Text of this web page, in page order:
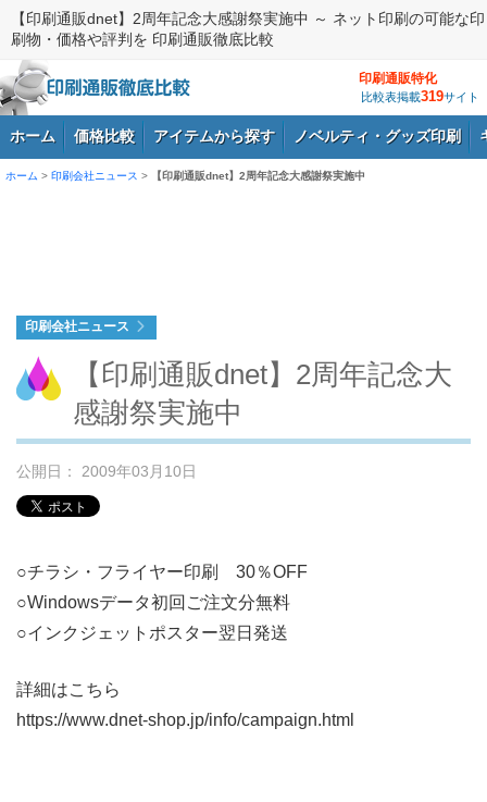
【印刷通販dnet】2周年記念大感謝祭実施中 ～ ネット印刷の可能な印
刷物・価格や評判を 印刷通販徹底比較
印刷通販特化
比較表掲載319サイト
ホーム 価格比較 アイテムから探す ノベルティ・グッズ印刷
ホーム > 印刷会社ニュース > 【印刷通販dnet】2周年記念大感謝祭実施中
印刷会社ニュース
【印刷通販dnet】2周年記念大
感謝祭実施中
公開日： 2009年03月10日
○チラシ・フライヤー印刷 30％OFF
○Windowsデータ初回ご注文分無料
○インクジェットポスター翌日発送
詳細はこちら
https://www.dnet-shop.jp/info/campaign.html